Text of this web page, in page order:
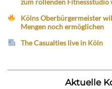
zum rollenden Fitnessstudio
Kölns Oberbürgermeister
Mengen noch ermöglichen
The Casualties live in Köln
Aktuelle